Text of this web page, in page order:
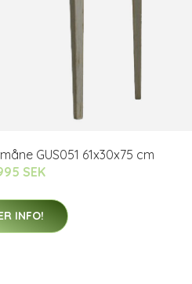
GUS051 61x30x75 cm
SEK
INFO!